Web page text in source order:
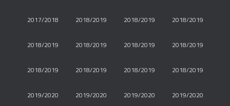
2017/2018 2018/2019 2018/2019 2018/2019
2018/2019 2018/2019 2018/2019 2018/2019
2018/2019 2018/2019 2018/2019 2018/2019
2019/2020 2019/2020 2019/2020 2019/2020